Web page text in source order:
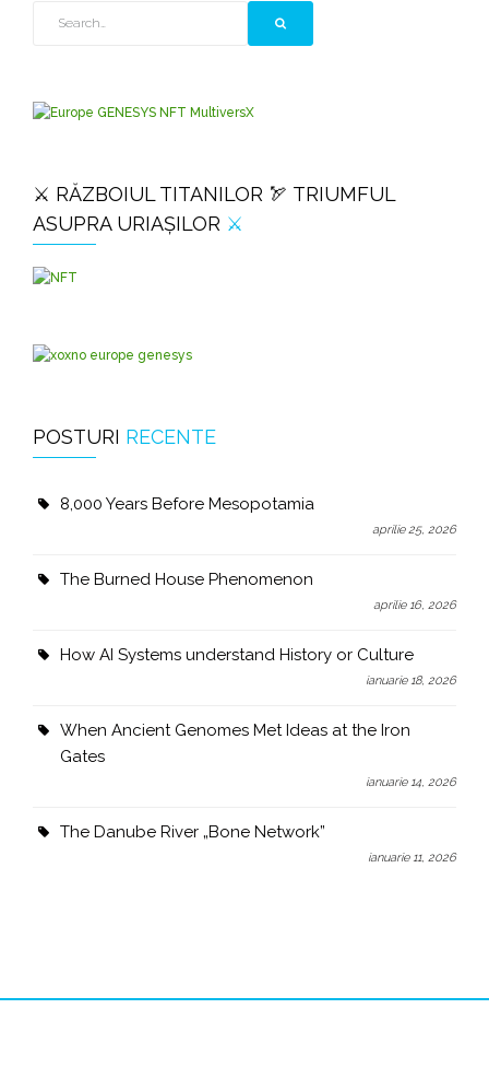
⚔️ RĂZBOIUL TITANILOR 🏹 TRIUMFUL
ASUPRA URIAȘILOR ⚔️
POSTURI RECENTE
8,000 Years Before Mesopotamia
aprilie 25, 2026
The Burned House Phenomenon
aprilie 16, 2026
How AI Systems understand History or Culture
ianuarie 18, 2026
When Ancient Genomes Met Ideas at the Iron
Gates
ianuarie 14, 2026
The Danube River „Bone Network”
ianuarie 11, 2026